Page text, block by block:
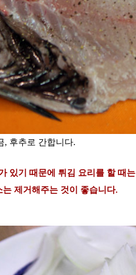
, 후추로 간합니다.
있기 때문에 튀김 요리를 할 때는
제거해주는 것이 좋습니다.